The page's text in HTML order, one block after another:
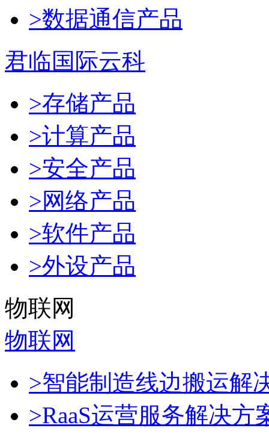
>数据通信产品
君临国际云科
>存储产品
>计算产品
>安全产品
>网络产品
>软件产品
>外设产品
物联网
物联网
>智能制造线边搬运解
>RaaS运营服务解决方